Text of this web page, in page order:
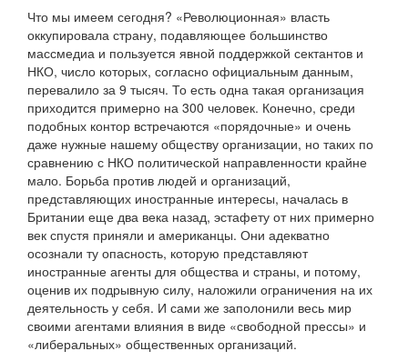
Что мы имеем сегодня? «Революционная» власть
оккупировала страну, подавляющее большинство
массмедиа и пользуется явной поддержкой сектантов и
НКО, число которых, согласно официальным данным,
перевалило за 9 тысяч. То есть одна такая организация
приходится примерно на 300 человек. Конечно, среди
подобных контор встречаются «порядочные» и очень
даже нужные нашему обществу организации, но таких по
сравнению с НКО политической направленности крайне
мало. Борьба против людей и организаций,
представляющих иностранные интересы, началась в
Британии еще два века назад, эстафету от них примерно
век спустя приняли и американцы. Они адекватно
осознали ту опасность, которую представляют
иностранные агенты для общества и страны, и потому,
оценив их подрывную силу, наложили ограничения на их
деятельность у себя. И сами же заполонили весь мир
своими агентами влияния в виде «свободной прессы» и
«либеральных» общественных организаций.